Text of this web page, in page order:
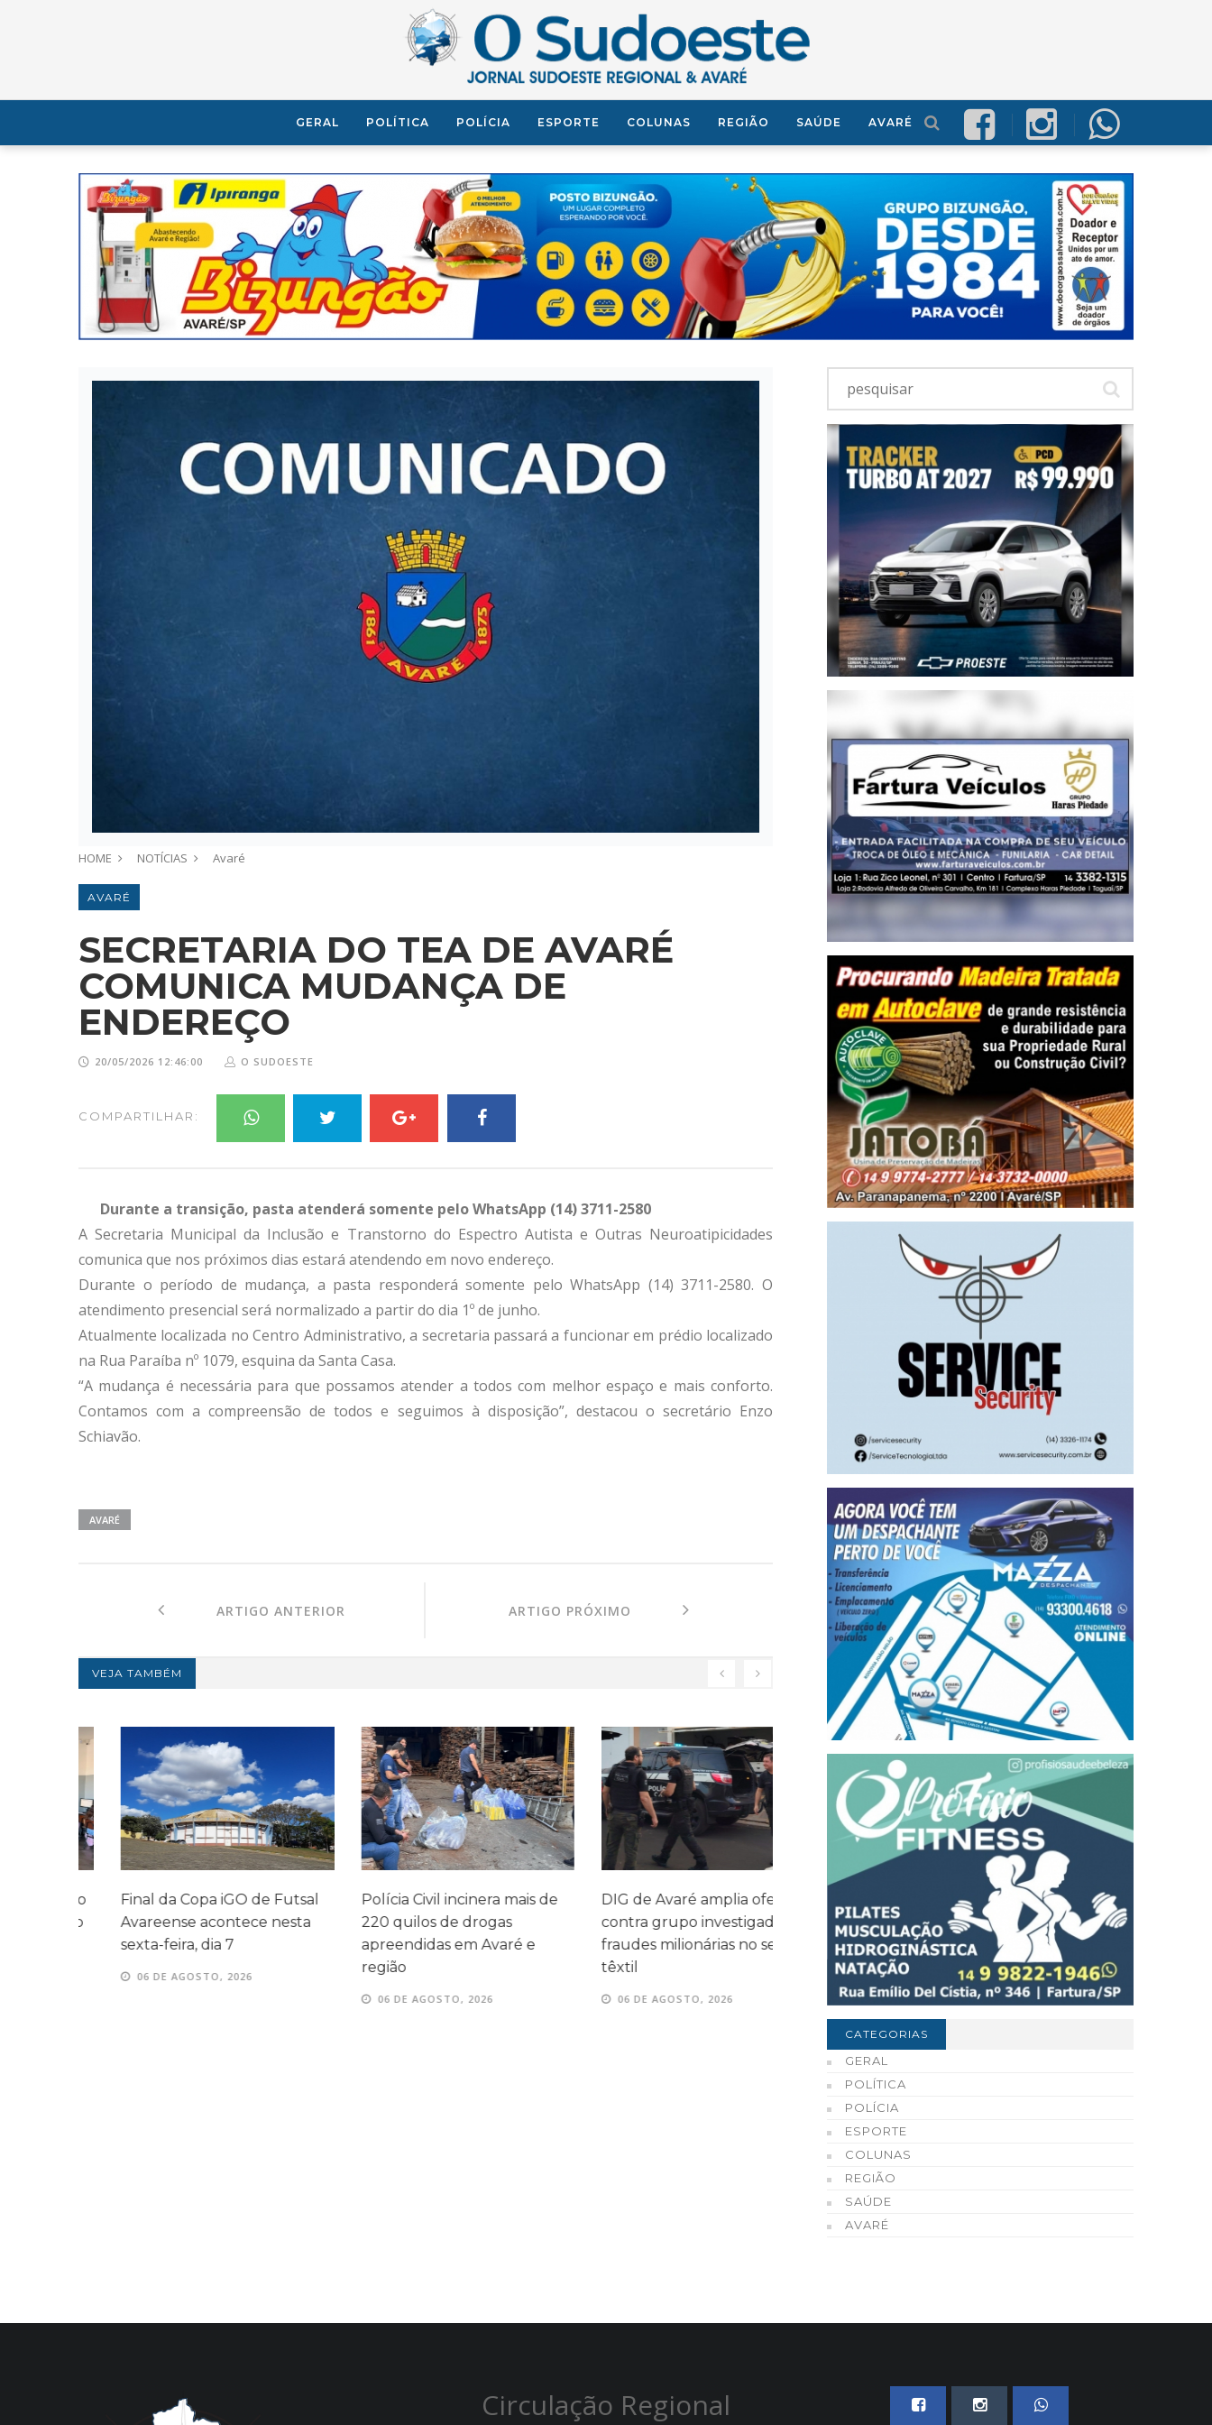
GERAL POLÍTICA POLÍCIA ESPORTE COLUNAS REGIÃO SAÚDE AVARÉ
HOME NOTÍCIAS Avaré
AVARÉ
SECRETARIA DO TEA DE AVARÉ
COMUNICA MUDANÇA DE
ENDEREÇO
20/05/2026 12:46:00 O SUDOESTE
COMPARTILHAR:
Durante a transição, pasta atenderá somente pelo WhatsApp (14) 3711-2580
A Secretaria Municipal da Inclusão e Transtorno do Espectro Autista e Outras Neuroatipicidades
comunica que nos próximos dias estará atendendo em novo endereço.
Durante o período de mudança, a pasta responderá somente pelo WhatsApp (14) 3711-2580. O
atendimento presencial será normalizado a partir do dia 1º de junho.
Atualmente localizada no Centro Administrativo, a secretaria passará a funcionar em prédio localizado
na Rua Paraíba nº 1079, esquina da Santa Casa.
“A mudança é necessária para que possamos atender a todos com melhor espaço e mais conforto.
Contamos com a compreensão de todos e seguimos à disposição”, destacou o secretário Enzo
Schiavão.
AVARÉ
ARTIGO ANTERIOR ARTIGO PRÓXIMO
VEJA TAMBÉM
Final da Copa iGO de Futsal
Avareense acontece nesta
sexta-feira, dia 7
06 DE AGOSTO, 2026
Polícia Civil incinera mais de
220 quilos de drogas
apreendidas em Avaré e
região
06 DE AGOSTO, 2026
DIG de Avaré amplia ofensiva
contra grupo investigado por
fraudes milionárias no setor
06 DE AGOSTO, 2026
Avaré recebe o 1º Festival
Aquático nos dias 12 e 13 de
setembro
06 DE AGOSTO, 2026
Inverno seco e
El Niño elevam risco de
queimadas no estado
Paulo
05 DE AGOSTO, 2026
CATEGORIAS
GERAL
POLÍTICA
POLÍCIA
ESPORTE
COLUNAS
REGIÃO
SAÚDE
AVARÉ
Circulação Regional